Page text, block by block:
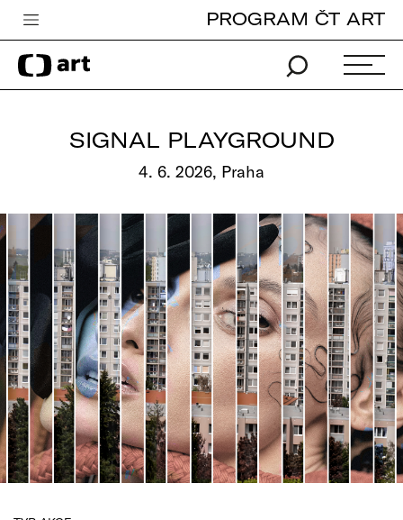
Česká televize
Zpravodajství
Pro děti
edu
Vše o ČT
PROGRAM ČT ART
SIGNAL PLAYGROUND
4. 6. 2026, Praha